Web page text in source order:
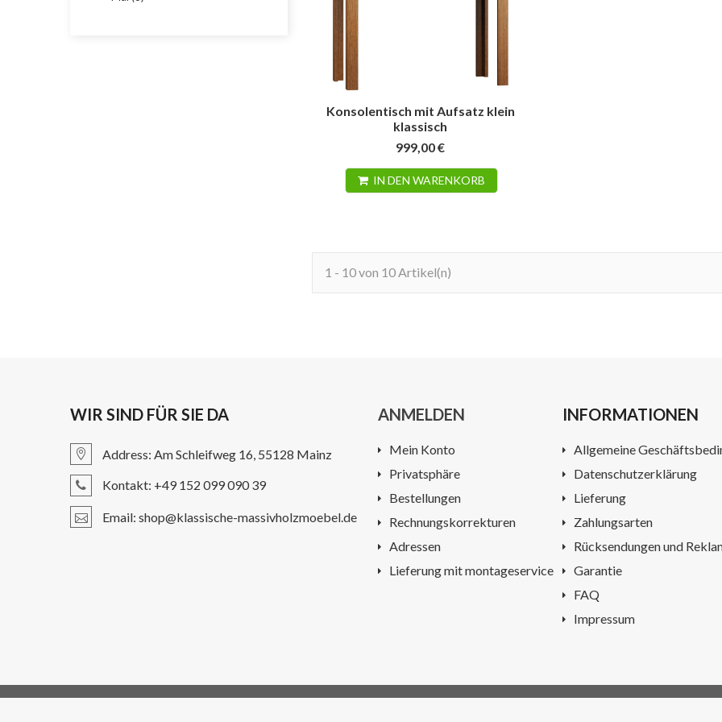
Konsolentisch mit Aufsatz klein
klassisch
999,00 €
IN DEN WARENKORB
1 - 10 von 10 Artikel(n)
WIR SIND FÜR SIE DA
Address: Am Schleifweg 16, 55128 Mainz
Kontakt: +49 152 099 090 39
Email: shop@klassische-massivholzmoebel.de
ANMELDEN
Mein Konto
Privatsphäre
Bestellungen
Rechnungskorrekturen
Adressen
Lieferung mit montageservice
INFORMATIONEN
Allgemeine
Datenschutzerklärung
Lieferung
Zahlungsarten
Rücksendungen und
Garantie
FAQ
Impressum